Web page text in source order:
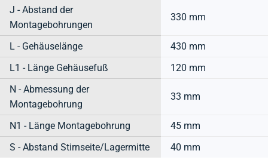
J - Abstand der
Montagebohrungen
330 mm
L - Gehäuselänge
430 mm
L1 - Länge Gehäusefuß
120 mm
N - Abmessung der
Montagebohrung
33 mm
N1 - Länge Montagebohrung
45 mm
S - Abstand Stirnseite/Lagermitte
40 mm